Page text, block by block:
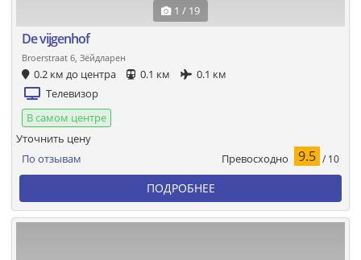
1 / 19
De vijgenhof
Broerstraat 6, Зёйдларен
0.2 км до центра 0.1 км
0.1 км
Телевизор
В самом центре
По отзывам Превосходно 9.5 / 10
Уточнить цену
ПОДРОБНЕЕ